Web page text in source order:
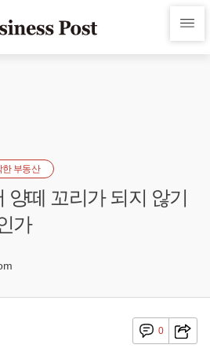
한 부동산
양떼 꼬리가 되지 않기
가
0